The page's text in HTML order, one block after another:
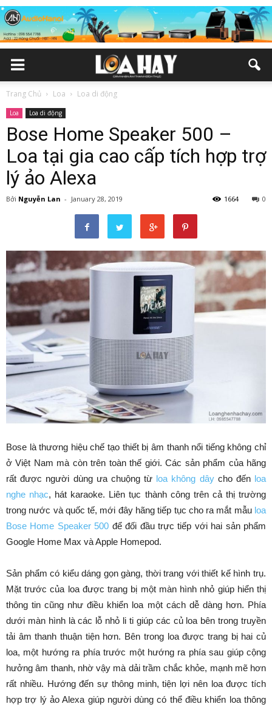
Trang Chủ Loa Loa di động
Loa Loa di động
Bose Home Speaker 500 –
Loa tại gia cao cấp tích hợp trợ
lý ảo Alexa
Bởi Nguyễn Lan - January 28, 2019 0
1664
Bose là thương hiệu chế tạo thiết bị âm thanh nổi tiếng không chỉ
ở Việt Nam mà còn trên toàn thế giới. Các sản phẩm của hãng
rất được người dùng ưa chuộng từ loa không dâycho đến loa
nghe nhạc, hát karaoke. Liên tục thành công trên cả thị trường
trong nước và quốc tế, mới đây hãng tiếp tục cho ra mắt mẫu loa
Bose Home Speaker 500 để đối đầu trực tiếp với hai sản phẩm
Google Home Max và Apple Homepod.
Sản phẩm có kiểu dáng gọn gàng, thời trang với thiết kế hình trụ.
Mặt trước của loa được trang bị một màn hình nhỏ giúp hiển thị
thông tin cũng như điều khiển loa một cách dễ dàng hơn. Phía
dưới màn hình là các lỗ nhỏ li ti giúp các củ loa bên trong truyền
tải âm thanh thuận tiện hơn. Bên trong loa được trang bị hai củ
loa, một hướng ra phía trước một hướng ra phía sau giúp cộng
hưởng âm thanh, nhờ vậy mà dải trầm chắc khỏe, mạnh mẽ hơn
rất nhiều. Hướng đến sự thông minh, tiện lợi nên loa được tích
hợp trợ lý ảo Alexa giúp người dùng có thể điều khiển loa thông